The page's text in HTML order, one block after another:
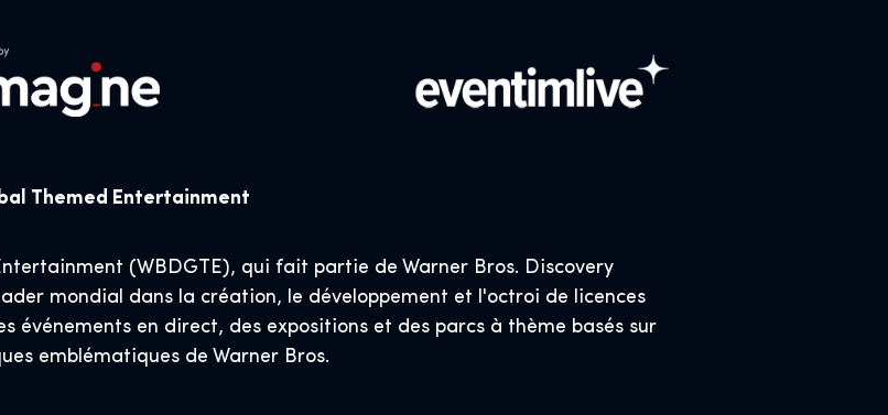
Themed Entertainment
(WBDGTE), qui fait partie de Warner Bros. Discovery
mondial dans la création, le développement et l'octroi de licences
événements en direct, des expositions et des parcs à thème basés sur
emblématiques de Warner Bros.